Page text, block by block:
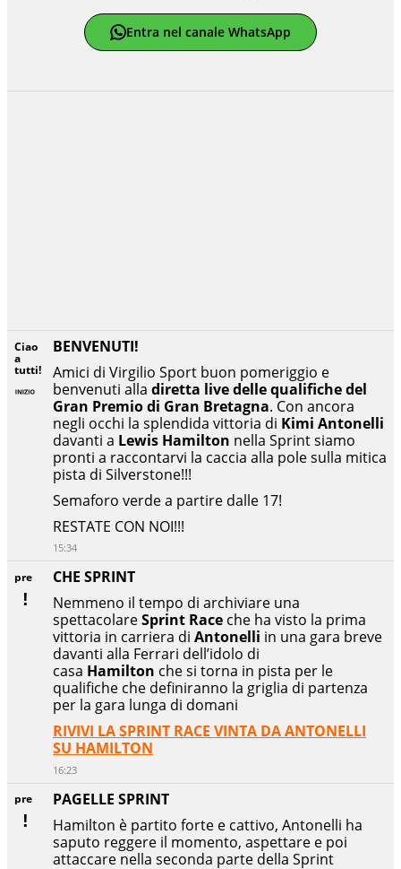
pre
PAGELLE SPRINT
Hamilton è partito forte e cattivo, Antonelli ha
saputo reggere il momento, aspettare e poi
attaccare nella seconda parte della Sprint
pre
CHE SPRINT
Nemmeno il tempo di archiviare una
spettacolareSprint Race che ha visto la prima
vittoria in carriera di Antonelli in una gara breve
davanti alla Ferrari dell’idolo di
casa Hamilton che si torna in pista per le
qualifiche che definiranno la griglia di partenza
per la gara lunga di domani
RIVIVI LA SPRINT RACE VINTA DA ANTONELLI
SU HAMILTON
16:23
Ciao
a
tutti!
BENVENUTI!
Amici di Virgilio Sport buon pomeriggio e
benvenuti alla diretta live delle qualifiche del
Gran Premio di Gran Bretagna. Con ancora
negli occhi la splendida vittoria di Kimi Antonelli
davanti a Lewis Hamilton nella Sprint siamo
pronti a raccontarvi la caccia alla pole sulla mitica
pista di Silverstone!!!
Semaforo verde a partire dalle 17!
RESTATE CON NOI!!!
15:34
Entra nel canale WhatsApp